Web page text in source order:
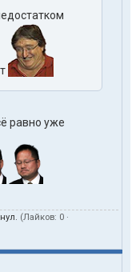
равно уже
(Лайков: 0 ·